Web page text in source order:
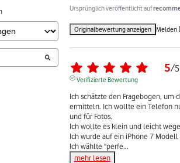
Ursprünglich veröffentlicht auf
Originalbewertung anzeigen Melden
5/5
Verifizierte Bewertung
Ich schätzte den Fragebogen, um
ermitteln. Ich wollte ein Telefon
und für Fotos.
Ich wollte es klein und leicht
Ich wurde auf ein iPhone 7
Ich wählte "perfe...
mehr lesen